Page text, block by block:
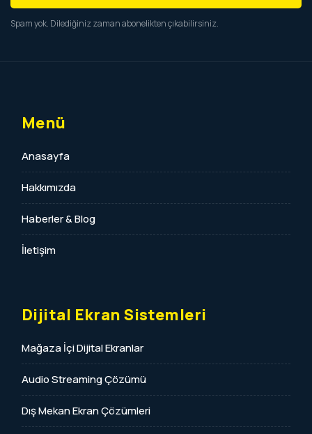
Spam yok. Dilediğiniz zaman abonelikten çıkabilirsiniz.
Menü
Anasayfa
Hakkımızda
Haberler & Blog
İletişim
Dijital Ekran Sistemleri
Mağaza İçi Dijital Ekranlar
Audio Streaming Çözümü
Dış Mekan Ekran Çözümleri